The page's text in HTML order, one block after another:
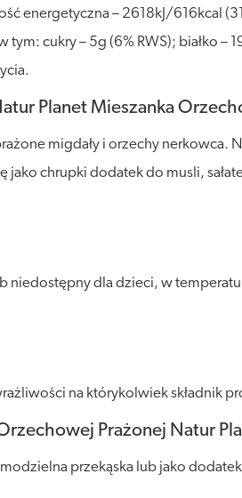
energetyczna – 2618kJ/616kcal
cukry – 5g (6% RWS); białko –
Planet Mieszanka
migdały i orzechy nerkowca.
jako chrupki dodatek do musli,
niedostępny dla dzieci, w
na którykolwiek składnik
Prażonej Natur
przekąska lub jako